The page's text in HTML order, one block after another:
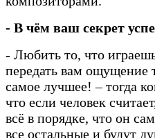
- В чём ваш секрет
- Любить то, что
передать вам ощущение
самое лучшее! – тогда
что если человек
всё в порядке, что он
все остальные и будут